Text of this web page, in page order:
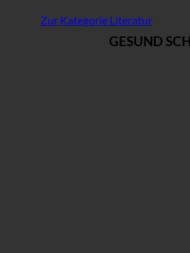
Zur Kategorie Literatur
GESUND